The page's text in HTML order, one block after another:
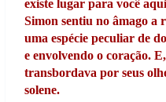
existe lugar para você
Simon sentiu no âmago a
uma espécie peculiar de
e envolvendo o coração.
transbordava por seus
solene.